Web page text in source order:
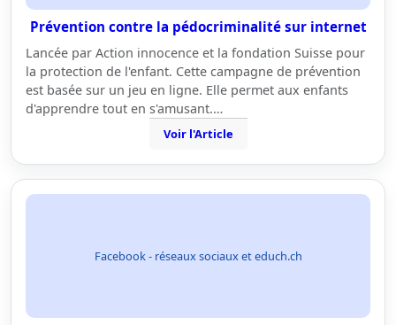
Prévention contre la pédocriminalité sur internet
Lancée par Action innocence et la fondation Suisse pour
la protection de l'enfant. Cette campagne de prévention
est basée sur un jeu en ligne. Elle permet aux enfants
d'apprendre tout en s'amusant.…
Voir l'Article
Facebook - réseaux sociaux et educh.ch